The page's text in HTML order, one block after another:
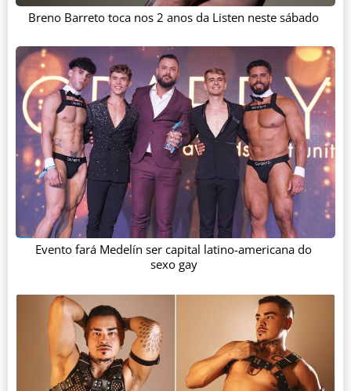
Breno Barreto toca nos 2 anos da Listen neste sábado
Evento fará Medelín ser capital latino-americana do
sexo gay